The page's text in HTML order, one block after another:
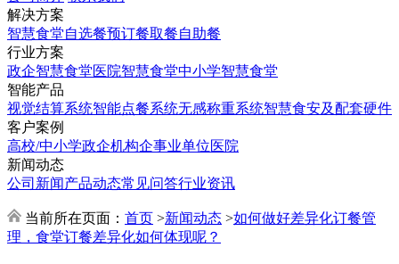
解决方案
智慧食堂自选餐预订餐取餐自助餐
行业方案
政企智慧食堂医院智慧食堂中小学智慧食堂
智能产品
视觉结算系统智能点餐系统无感称重系统智慧食安及配套硬件
客户案例
高校/中小学政企机构企事业单位医院
新闻动态
公司新闻产品动态常见问答行业资讯
当前所在页面： 首页 >新闻动态 >如何做好差异化订餐管
理，食堂订餐差异化如何体现呢？